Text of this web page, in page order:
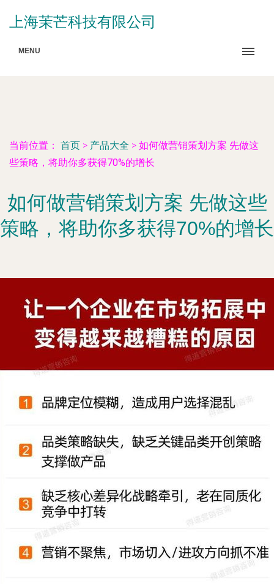
上海茉芒科技有限公司
MENU
当前位置： 首页 > 产品大全 > 如何做营销策划方案 先做这
些策略，将助你多获得70%的增长
如何做营销策划方案 先做这些
策略，将助你多获得70%的增长